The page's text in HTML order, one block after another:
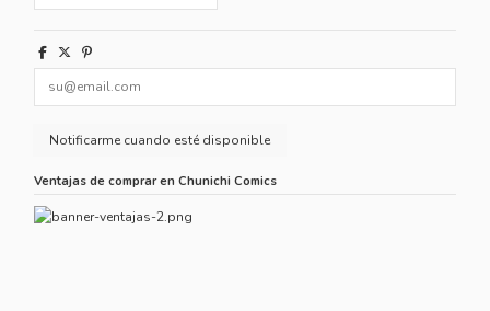
Ventajas de comprar en Chunichi Comics